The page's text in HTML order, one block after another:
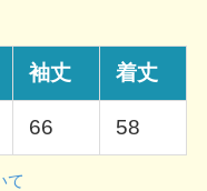
袖丈 着丈
66 58
て